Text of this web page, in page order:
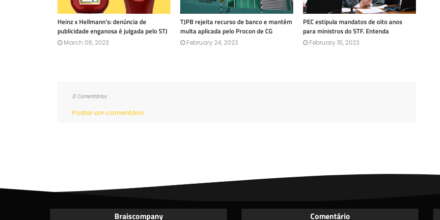
Heinz x Hellmann's: denúncia de
publicidade enganosa é julgada pelo STJ
March 06, 2023
TJPB rejeita recurso de banco e mantém
multa aplicada pelo Procon de CG
February 24, 2023
PEC estipula mandatos de oito anos
para ministros do STF. Entenda
February 15, 2023
0 Comentários
Postar um comentário
Braiscompany Comentário